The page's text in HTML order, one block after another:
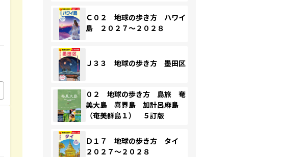
Ｃ０２ 地球の歩き方 ハワイ
島 ２０２７～２０２８
Ｊ３３ 地球の歩き方 墨田区
０２ 地球の歩き方 島旅 奄
美大島 喜界島 加計呂麻島
（奄美群島１） ５訂版
Ｄ１７ 地球の歩き方 タイ
２０２７～２０２８